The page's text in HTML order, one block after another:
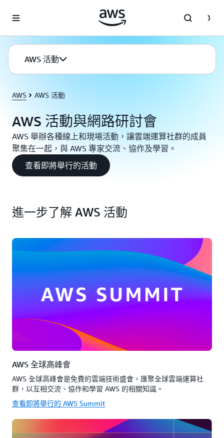
AWS 活動
AWS AWS 活動
AWS 活動與網路研討會
AWS 舉辦各種線上和現場活動，讓雲端運算社群的成員
聚集在一起，與 AWS 專家交流、協作及學習。
查看即將舉行的活動
進一步了解 AWS 活動
AWS 全球高峰會
AWS 全球高峰會是免費的雲端技術盛會，匯聚全球雲端運算社
群，以互相交流、協作和學習 AWS 的相關知識。
查看即將舉行的 AWS Summit